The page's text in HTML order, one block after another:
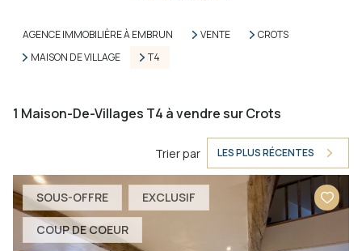
AGENCE IMMOBILIÈRE À EMBRUN VENTE
CROTS
MAISON DE VILLAGE
T4
1 Maison-De-Villages T4 à vendre sur Crots
Trier par LES PLUS RÉCENTES
SOUS-OFFRE EXCLUSIF
COUP DE COEUR